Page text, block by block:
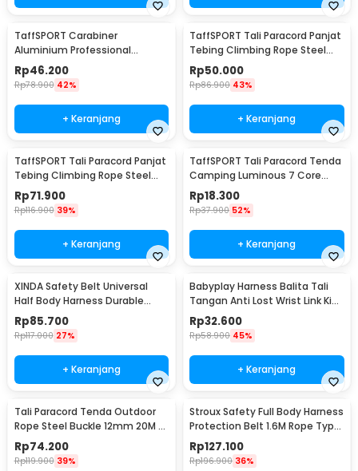
TaffSPORT Carabiner
Aluminium Professional
Heavy-Duty Locking 25kN -
CE21
Rp46.200
Rp78.900 42%
+ Keranjang
TaffSPORT Tali Paracord Panjat
Tebing Climbing Rope Steel
10M 10mm - 24KN
Rp50.000
Rp86.900 43%
+ Keranjang
TaffSPORT Tali Paracord Panjat
Tebing Climbing Rope Steel
Buckle 10mm Panjang 20M -
24KN
Rp71.900
Rp116.900 39%
+ Keranjang
TaffSPORT Tali Paracord Tenda
Camping Luminous 7 Core
4mm 10M - SS02
Rp18.300
Rp37.900 52%
+ Keranjang
XINDA Safety Belt Universal
Half Body Harness Durable
Polyester - XD-A9501
Rp85.700
Rp117.000 27%
+ Keranjang
Babyplay Harness Balita Tali
Tangan Anti Lost Wrist Link Kids
2.5M - BAH25
Rp32.600
Rp58.900 45%
+ Keranjang
Tali Paracord Tenda Outdoor
Rope Steel Buckle 12mm 20M -
SC12
Rp74.200
Rp119.900 39%
Stroux Safety Full Body Harness
Protection Belt 1.6M Rope Type
O Hooks - SRX22
Rp127.100
Rp196.900 36%